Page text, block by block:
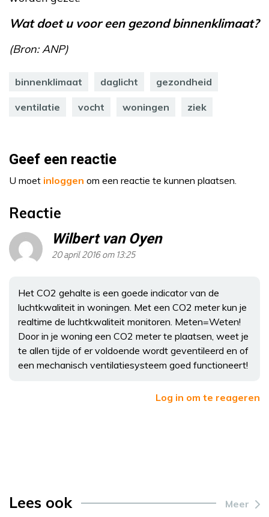
Wat doet u voor een gezond binnenklimaat?
(Bron: ANP)
binnenklimaat daglicht gezondheid
ventilatie vocht woningen ziek
Geef een reactie
U moet inloggen om een reactie te kunnen plaatsen.
Reactie
Wilbert van Oyen
20 april 2016 om 13:25
Het CO2 gehalte is een goede indicator van de
luchtkwaliteit in woningen. Met een CO2 meter kun je
realtime de luchtkwaliteit monitoren. Meten=Weten!
Door in je woning een CO2 meter te plaatsen, weet je
te allen tijde of er voldoende wordt geventileerd en of
een mechanisch ventilatiesysteem goed functioneert!
Log in om te reageren
Lees ook Meer